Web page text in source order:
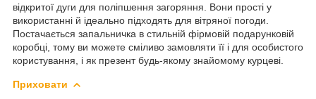
відкритої дуги для поліпшення загоряння. Вони прості у
використанні й ідеально підходять для вітряної погоди.
Постачається запальничка в стильній фірмовій подарунковій
коробці, тому ви можете сміливо замовляти її і для особистого
користування, і як презент будь-якому знайомому курцеві.
Приховати